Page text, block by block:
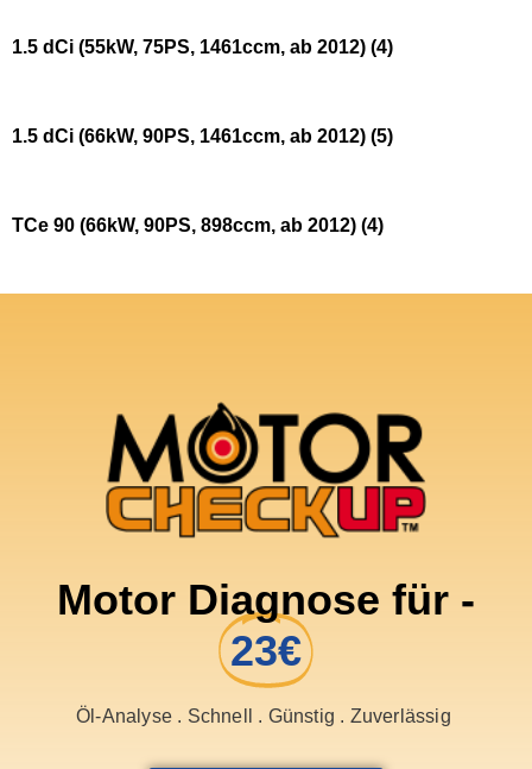
1.5 dCi (55kW, 75PS, 1461ccm, ab 2012) (4)
1.5 dCi (66kW, 90PS, 1461ccm, ab 2012) (5)
TCe 90 (66kW, 90PS, 898ccm, ab 2012) (4)
Motor Diagnose für -
23€
Öl-Analyse . Schnell . Günstig . Zuverlässig